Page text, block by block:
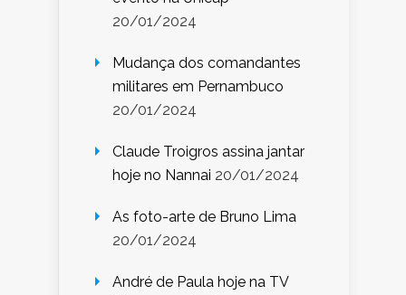
20/01/2024
Mudança dos comandantes
militares em Pernambuco
20/01/2024
Claude Troigros assina jantar
hoje no Nannai 20/01/2024
As foto-arte de Bruno Lima
20/01/2024
André de Paula hoje na TV